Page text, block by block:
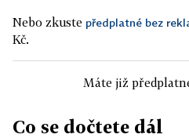
Nebo zkuste předplatné bez
Kč.
Máte již
Co se dočtete dál